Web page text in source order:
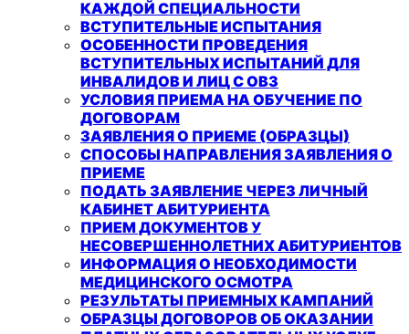
КАЖДОЙ СПЕЦИАЛЬНОСТИ
ВСТУПИТЕЛЬНЫЕ ИСПЫТАНИЯ
ОСОБЕННОСТИ ПРОВЕДЕНИЯ
ВСТУПИТЕЛЬНЫХ ИСПЫТАНИЙ ДЛЯ
ИНВАЛИДОВ И ЛИЦ С ОВЗ
УСЛОВИЯ ПРИЕМА НА ОБУЧЕНИЕ ПО
ДОГОВОРАМ
ЗАЯВЛЕНИЯ О ПРИЕМЕ (ОБРАЗЦЫ)
СПОСОБЫ НАПРАВЛЕНИЯ ЗАЯВЛЕНИЯ О
ПРИЕМЕ
ПОДАТЬ ЗАЯВЛЕНИЕ ЧЕРЕЗ ЛИЧНЫЙ
КАБИНЕТ АБИТУРИЕНТА
ПРИЕМ ДОКУМЕНТОВ У
НЕСОВЕРШЕННОЛЕТНИХ АБИТУРИЕНТОВ
ИНФОРМАЦИЯ О НЕОБХОДИМОСТИ
МЕДИЦИНСКОГО ОСМОТРА
РЕЗУЛЬТАТЫ ПРИЕМНЫХ КАМПАНИЙ
ОБРАЗЦЫ ДОГОВОРОВ ОБ ОКАЗАНИИ